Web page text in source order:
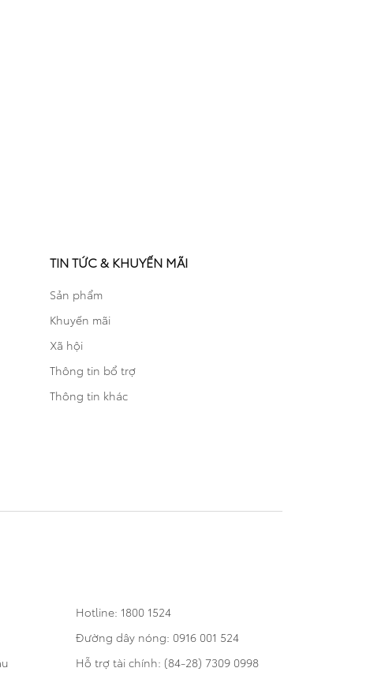
TIN TỨC & KHUYẾN MÃI
Sản phẩm
Khuyến mãi
Xã hội
Thông tin bổ trợ
Thông tin khác
Hotline: 1800 1524
Đường dây nóng: 0916 001 524
Hỗ trợ tài chính: (84-28) 7309 0998